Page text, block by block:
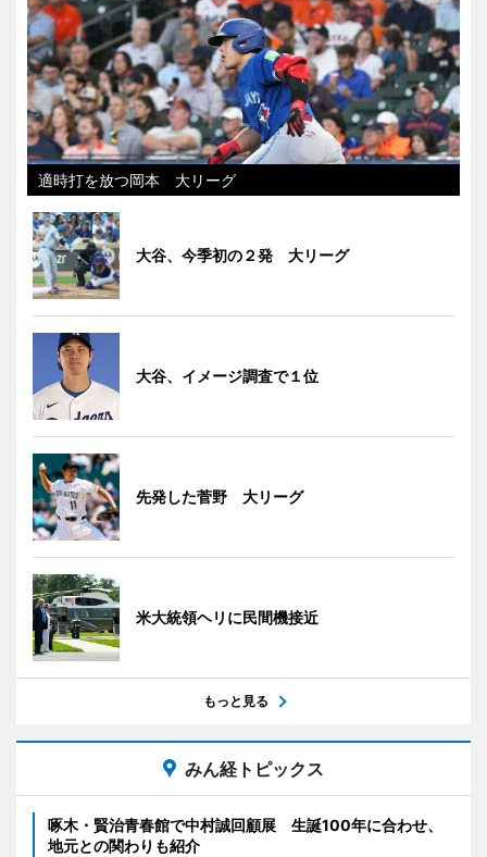
適時打を放つ岡本 大リーグ
大谷、今季初の２発 大リーグ
大谷、イメージ調査で１位
先発した菅野 大リーグ
米大統領ヘリに民間機接近
もっと見る
みん経トピックス
啄木・賢治青春館で中村誠回顧展 生誕100年に合わせ、
地元との関わりも紹介